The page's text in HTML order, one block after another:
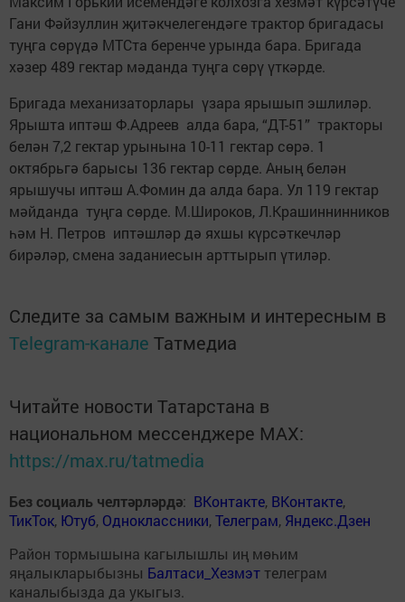
Гани Фәйзуллин җитәкчелегендәге трактор бригадасы
туңга сөрүдә МТСта беренче урында бара. Бригада
хәзер 489 гектар мәданда туңга сөрү үткәрде.
Бригада механизаторлары үзара ярышып эшлиләр.
Ярышта иптәш Ф.Адреев алда бара, “ДТ-51” тракторы
белән 7,2 гектар урынына 10-11 гектар сөрә. 1
октябрьгә барысы 136 гектар сөрде. Аның белән
ярышучы иптәш А.Фомин да алда бара. Ул 119 гектар
мәйданда туңга сөрде. М.Широков, Л.Крашиннинников
һәм Н. Петров иптәшләр дә яхшы күрсәткечләр
бирәләр, смена заданиесын арттырып үтиләр.
Следите за самым важным и интересным в
Telegram-канале Татмедиа
Читайте новости Татарстана в
национальном мессенджере MАХ:
https://max.ru/tatmedia
Без социаль челтәрләрдә: ВКонтакте, ВКонтакте,
ТикТок, Ютуб, Одноклассники,Телеграм, Яндекс.Дзен
Район тормышына кагылышлы иң мөһим
яңалыкларыбызны Балтаси_Хезмэт телеграм
каналыбызда да укыгыз.